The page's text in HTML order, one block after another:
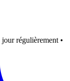
régulièrement •